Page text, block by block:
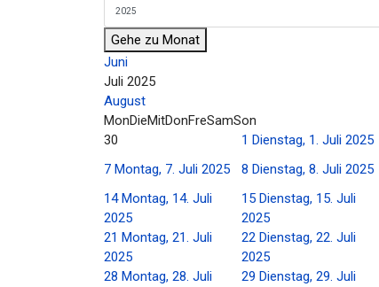
Gehe zu Monat
Juni
Juli 2025
August
MonDieMitDonFreSamSon
30
1 Dienstag, 1. Juli 2025
7 Montag, 7. Juli 2025 8 Dienstag, 8. Juli 2025
14 Montag, 14. Juli
2025
15 Dienstag, 15. Juli
2025
21 Montag, 21. Juli
2025
22 Dienstag, 22. Juli
2025
28 Montag, 28. Juli
29 Dienstag, 29. Juli